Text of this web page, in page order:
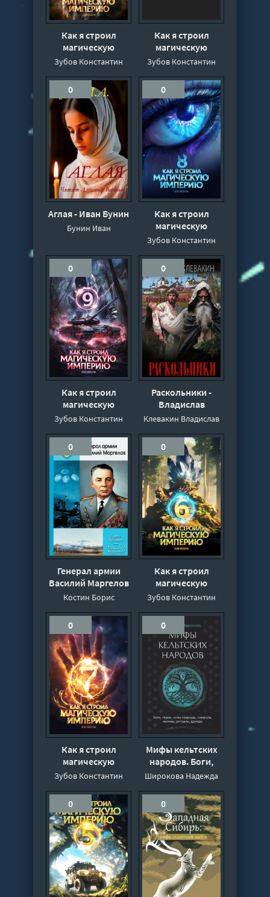
Как я строил
магическую
империю 15 -
Зубов Константин
Как я строил
магическую
империю 12 -
Зубов Константин
0
Аглая - Иван Бунин
Бунин Иван
0
Как я строил
магическую
империю 8 -
Зубов Константин
0
Как я строил
магическую
империю 9 -
Зубов Константин
0
Раскольники -
Владислав
Клевакин
Клевакин Владислав
0
Генерал армии
Василий Маргелов
- Борис Костин,
Маргелов
Костин Борис
0
Как я строил
магическую
империю 6 -
Зубов Константин
0
Как я строил
магическую
империю 7 -
Зубов Константин
0
Мифы кельтских
народов. Боги,
герои, силы
мотивы, ритуалы,
друиды - Надежда
Широкова
Широкова Надежда
0 0